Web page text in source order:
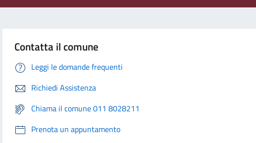
Contatta il comune
Leggi le domande frequenti
Richiedi Assistenza
Chiama il comune 011 8028211
Prenota un appuntamento